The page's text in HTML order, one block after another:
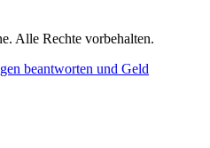
Alle Rechte vorbehalten.